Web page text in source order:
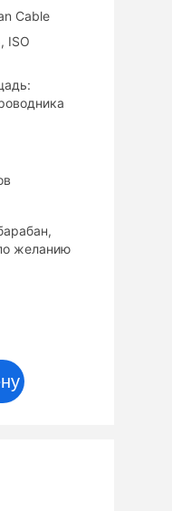
Cable
ISO
желанию